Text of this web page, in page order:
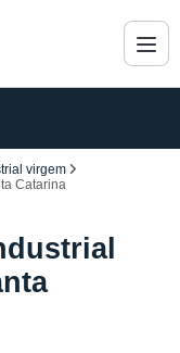
virgem
Catarina